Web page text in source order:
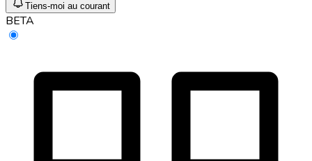
Tiens-moi au courant
BETA